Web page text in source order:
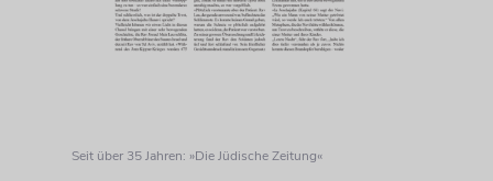
Seit über 35 Jahren: »Die Jüdische Zeitung«